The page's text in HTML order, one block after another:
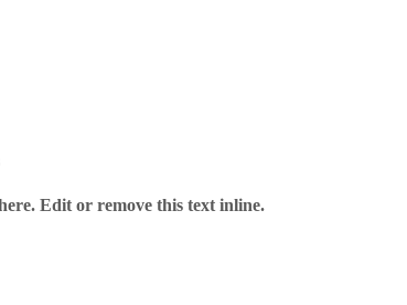
Edit or remove this text inline.
und gut verpackt.